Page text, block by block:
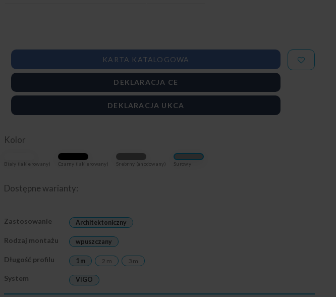
KARTA KATALOGOWA
DEKLARACJA CE
DEKLARACJA UKCA
Kolor
Biały (lakierowany) Czarny (lakierowany) Srebrny (anodowany) Surowy
Dostępne warianty:
Zastosowanie Architektoniczny
Rodzaj montażu wpuszczany
Długość profilu 1 m 2 m 3 m
System VIGO